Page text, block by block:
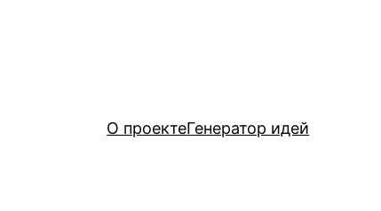
О проектеГенератор идей